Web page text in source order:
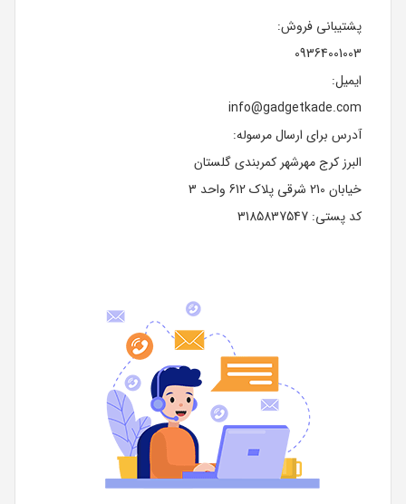
پشتیبانی فروش:
09364001003
ایمیل:
info@gadgetkade.com
آدرس برای ارسال مرسوله:
البرز کرج مهرشهر کمربندی گلستان
خیابان 210 شرقی پلاک 612 واحد 3
کد پستی: 3185837547